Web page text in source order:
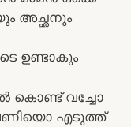
അച്ഛനും
ഉണ്ടാകും
കൊണ്ട് വച്ചോ
എടുത്ത്